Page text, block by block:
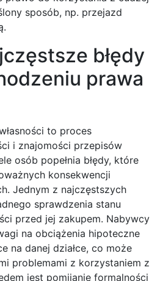
sposób, np. przejazd
błędy
prawa
to proces
i znajomości przepisów
osób popełnia błędy, które
konsekwencji
Jednym z najczęstszych
sprawdzenia stanu
przed jej zakupem. Nabywcy
na obciążenia hipoteczne
na danej działce, co może
problemami z korzystaniem z
jest pomijanie formalności